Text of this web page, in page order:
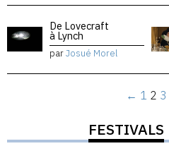
De Lovecraft
à Lynch
parJosué Morel
← 1 2 3
FESTIVALS